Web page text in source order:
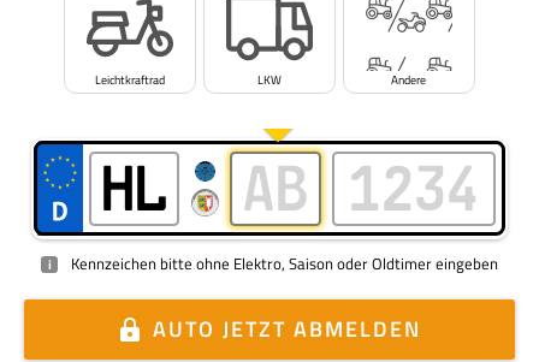
Leichtkraftrad LKW Andere
i Kennzeichen bitte ohne Elektro, Saison oder Oldtimer eingeben
AUTO JETZT ABMELDEN